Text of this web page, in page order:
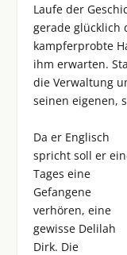
Laufe der
gerade glücklich
kampferprobte
ihm erwarten.
die Verwaltung
seinen eigenen,
Da er Englisch
spricht soll er
Tages eine
Gefangene
verhören, eine
gewisse Delilah
Dirk. Die